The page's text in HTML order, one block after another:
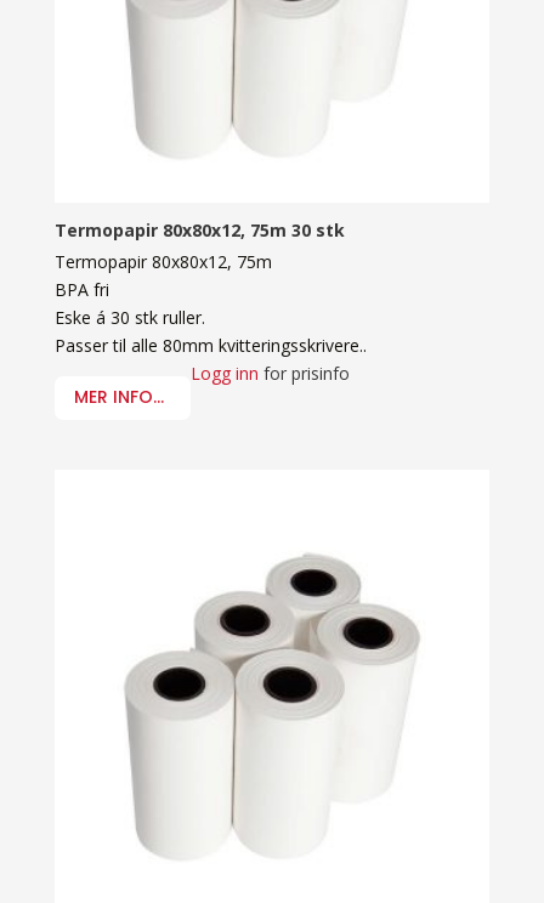
Termopapir 80x80x12, 75m 30 stk
Termopapir 80x80x12, 75m
BPA fri
Eske á 30 stk ruller.
Passer til alle 80mm kvitteringsskrivere..
MER INFO...
Logg inn for prisinfo